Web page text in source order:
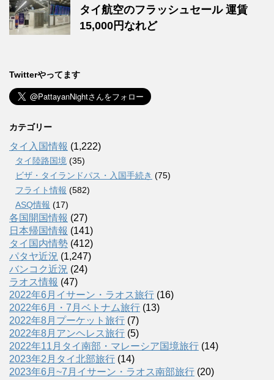
タイ航空のフラッシュセール 運賃
15,000円なれど
Twitterやってます
カテゴリー
タイ入国情報 (1,222)
タイ陸路国境 (35)
ビザ・タイランドパス・入国手続き (75)
フライト情報 (582)
ASQ情報 (17)
各国開国情報 (27)
日本帰国情報 (141)
タイ国内情勢 (412)
パタヤ近況 (1,247)
バンコク近況 (24)
ラオス情報 (47)
2022年6月イサーン・ラオス旅行 (16)
2022年6月・7月ベトナム旅行 (13)
2022年8月プーケット旅行 (7)
2022年8月アンヘレス旅行 (5)
2022年11月タイ南部・マレーシア国境旅行 (14)
2023年2月タイ北部旅行 (14)
2023年6月~7月イサーン・ラオス南部旅行 (20)